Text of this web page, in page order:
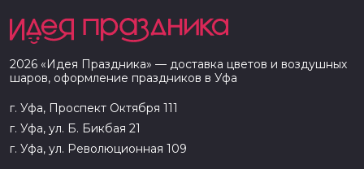
2026 «Идея Праздника» — доставка цветов и воздушных
шаров, оформление праздников в Уфа
г. Уфа, Проспект Октября 111
г. Уфа, ул. Б. Бикбая 21
г. Уфа, ул. Революционная 109